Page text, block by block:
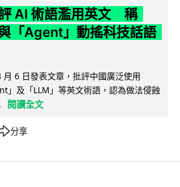
AI 術語濫用英文 稱
「Agent」動搖科技話語
月 6 日發表文章，批評中國廣泛使用
」及「LLM」等英文術語，認為做法侵蝕
閱讀全文
分享